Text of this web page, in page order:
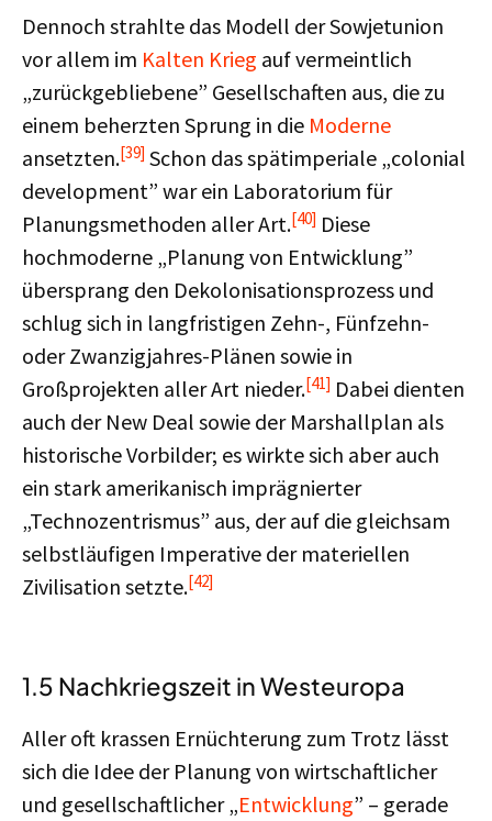
Dennoch strahlte das Modell der Sowjetunion
vor allem im Kalten Krieg auf vermeintlich
„zurückgebliebene” Gesellschaften aus, die zu
einem beherzten Sprung in die Moderne
ansetzten.[39] Schon das spätimperiale „colonial
development” war ein Laboratorium für
Planungsmethoden aller Art.[40] Diese
hochmoderne „Planung von Entwicklung”
übersprang den Dekolonisationsprozess und
schlug sich in langfristigen Zehn-, Fünfzehn-
oder Zwanzigjahres-Plänen sowie in
Großprojekten aller Art nieder.[41] Dabei dienten
auch der New Deal sowie der Marshallplan als
historische Vorbilder; es wirkte sich aber auch
ein stark amerikanisch imprägnierter
„Technozentrismus” aus, der auf die gleichsam
selbstläufigen Imperative der materiellen
Zivilisation setzte.[42]
1.5 Nachkriegszeit in Westeuropa
Aller oft krassen Ernüchterung zum Trotz lässt
sich die Idee der Planung von wirtschaftlicher
und gesellschaftlicher „Entwicklung” – gerade